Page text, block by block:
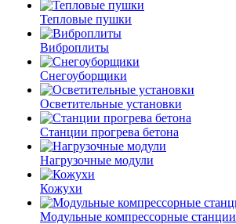
Тепловые пушки
Виброплиты
Снегоуборщики
Осветительные установки
Станции прогрева бетона
Нагрузочные модули
Кожухи
Модульные компрессорные станции